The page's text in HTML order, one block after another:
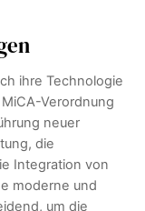
ihre Technologie
Verordnung
neuer
die
Integration von
moderne und
um die